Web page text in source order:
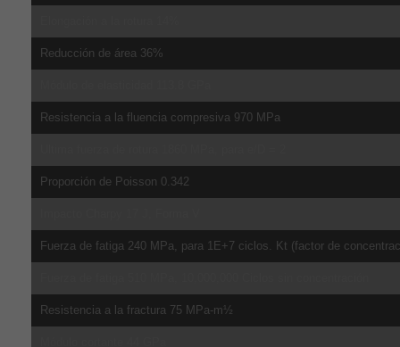
Reducción de área 36%
Resistencia a la fluencia compresiva 970 MPa
Proporción de Poisson 0.342
Fuerza de fatiga 240 MPa, para 1E+7 ciclos. Kt (factor de
Resistencia a la fractura 75 MPa-m½